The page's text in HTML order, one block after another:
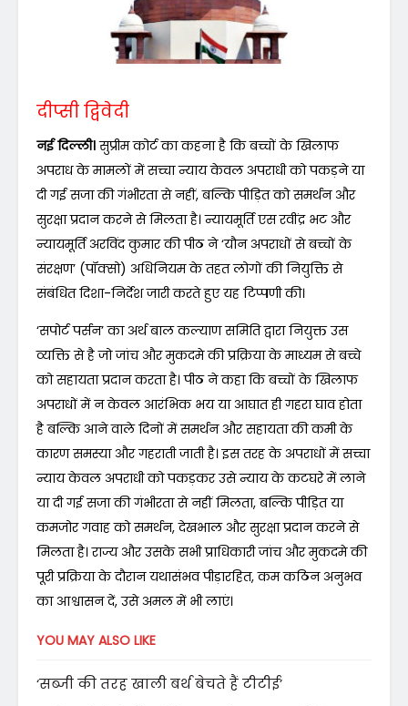
दीप्सी द्विवेदी
नई दिल्ली।सुप्रीम कोर्ट का कहना है कि बच्चों के खिलाफ
अपराध के मामलों में सच्चा न्याय केवल अपराधी को पकड़ने या
दी गई सजा की गंभीरता से नहीं, बल्कि पीड़ित को समर्थन और
सुरक्षा प्रदान करने से मिलता है। न्यायमूर्ति एस रवींद्र भट और
न्यायमूर्ति अरविंद कुमार की पीठ ने ‘यौन अपराधों से बच्चों के
संरक्षण’ (पॉक्सो) अधिनियम के तहत लोगों की नियुक्ति से
संबंधित दिशा-निर्देश जारी करते हुए यह टिप्पणी की।
‘सपोर्ट पर्सन’ का अर्थ बाल कल्याण समिति द्वारा नियुक्त उस
व्यक्ति से है जो जांच और मुकदमे की प्रक्रिया के माध्यम से बच्चे
को सहायता प्रदान करता है। पीठ ने कहा कि बच्चों के खिलाफ
अपराधों में न केवल आरंभिक भय या आघात ही गहरा घाव होता
है बल्कि आने वाले दिनों में समर्थन और सहायता की कमी के
कारण समस्या और गहराती जाती है। इस तरह के अपराधों में सच्चा
न्याय केवल अपराधी को पकड़कर उसे न्याय के कटघरे में लाने
या दी गई सजा की गंभीरता से नहीं मिलता, बल्कि पीड़ित या
कमजोर गवाह को समर्थन, देखभाल और सुरक्षा प्रदान करने से
मिलता है। राज्य और उसके सभी प्राधिकारी जांच और मुकदमे की
पूरी प्रक्रिया के दौरान यथासंभव पीड़ारहित, कम कठिन अनुभव
का आश्वासन दें, उसे अमल में भी लाएं।
YOU MAY ALSO LIKE
‘सब्जी की तरह खाली बर्थ बेचते हैं टीटीई’